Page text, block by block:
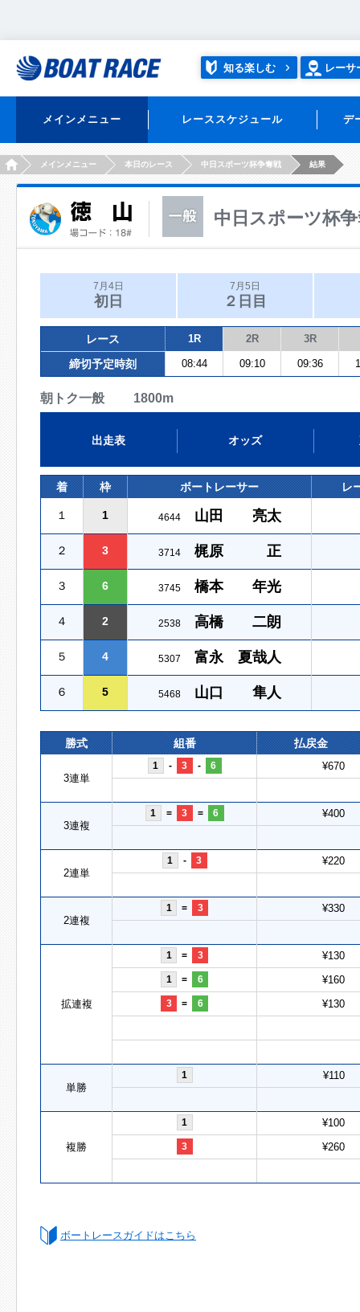
知る楽しむ レーサ
メインメニュー レーススケジュール デ
HOMEメインメニュー 本日のレース 中日スポーツ杯争奪戦 結果
中日スポーツ杯
7月4日
初日
7月5日
２日目
レース 1R 2R 3R
締切予定時刻 08:44 09:10 09:36
朝トク一般 1800m
出走表 オッズ
着 枠 ボートレーサー レ
１ 1 4644 山田 亮太
２ 3 3714 梶原 正
３ 6 3745 橋本 年光
４ 2 2538 高橋 二朗
５ 4 5307 富永 夏哉人
６ 5 5468 山口 隼人
勝式 組番 払戻金
3連単
1 - 3 - 6 ¥670
3連複
1 = 3 = 6 ¥400
2連単
1 - 3 ¥220
2連複
1 = 3 ¥330
拡連複
1 = 3 ¥130
1 = 6 ¥160
3 = 6 ¥130
単勝
1 ¥110
複勝
1 ¥100
3 ¥260
ボートレースガイドはこちら